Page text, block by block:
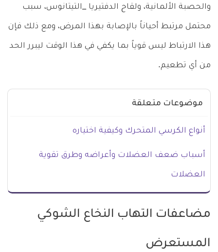
والحصبة الألمانية، ولقاح الدفتيريا _التيتانوس، سبب
محتمل مرتبط أحياناً بالإصابة بهذا المرض، ومع ذلك فإن
هذا الارتباط ليس قوياً بما يكفي في هذا الوقت ليبرر الحد
من أي تطعيم.
موضوعات متعلقة
أنواع الكرسي المتحرك وكيفية اختياره
أسباب ضعف العضلات وأعراضه وطرق تقوية
العضلات
مضاعفات التهاب النخاع الشوكي
المستعرض